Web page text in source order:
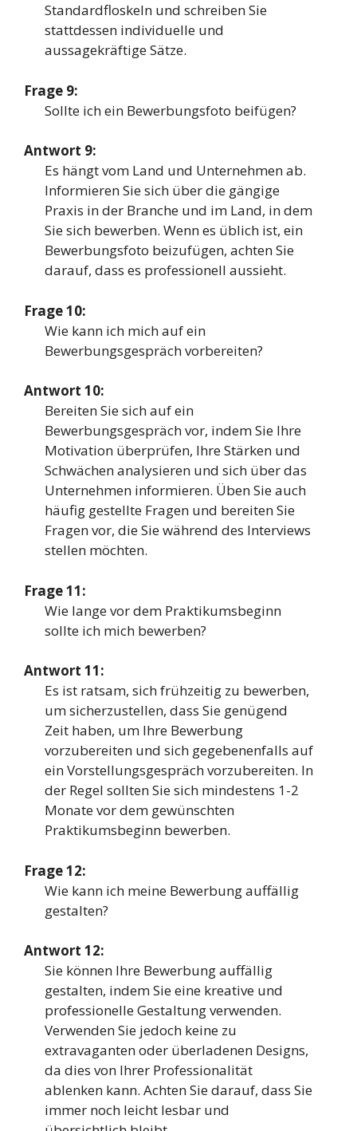
Standardfloskeln und schreiben Sie
stattdessen individuelle und
aussagekräftige Sätze.
Frage 9:
Sollte ich ein Bewerbungsfoto beifügen?
Antwort 9:
Es hängt vom Land und Unternehmen ab.
Informieren Sie sich über die gängige
Praxis in der Branche und im Land, in dem
Sie sich bewerben. Wenn es üblich ist, ein
Bewerbungsfoto beizufügen, achten Sie
darauf, dass es professionell aussieht.
Frage 10:
Wie kann ich mich auf ein
Bewerbungsgespräch vorbereiten?
Antwort 10:
Bereiten Sie sich auf ein
Bewerbungsgespräch vor, indem Sie Ihre
Motivation überprüfen, Ihre Stärken und
Schwächen analysieren und sich über das
Unternehmen informieren. Üben Sie auch
häufig gestellte Fragen und bereiten Sie
Fragen vor, die Sie während des Interviews
stellen möchten.
Frage 11:
Wie lange vor dem Praktikumsbeginn
sollte ich mich bewerben?
Antwort 11:
Es ist ratsam, sich frühzeitig zu bewerben,
um sicherzustellen, dass Sie genügend
Zeit haben, um Ihre Bewerbung
vorzubereiten und sich gegebenenfalls auf
ein Vorstellungsgespräch vorzubereiten. In
der Regel sollten Sie sich mindestens 1-2
Monate vor dem gewünschten
Praktikumsbeginn bewerben.
Frage 12:
Wie kann ich meine Bewerbung auffällig
gestalten?
Antwort 12:
Sie können Ihre Bewerbung auffällig
gestalten, indem Sie eine kreative und
professionelle Gestaltung verwenden.
Verwenden Sie jedoch keine zu
extravaganten oder überladenen Designs,
da dies von Ihrer Professionalität
ablenken kann. Achten Sie darauf, dass Sie
immer noch leicht lesbar und